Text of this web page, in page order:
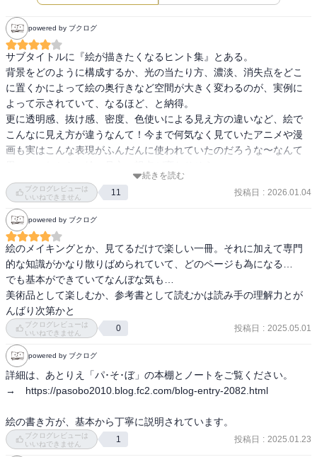
powered by ブクログ
サブタイトルに『絵が描きたくなるヒント集』とある。
背景をどのように構成するか、光の当たり方、濃淡、消失点をどこ
に置くかによって絵の奥行きなど空間が大きく変わるのが、実例に
よって示されていて、なるほど、と納得。
更に透明感、抜け感、密度、色使いによる見え方の違いなど、絵で
こんなに見え方が違うなんて！今まで何気なく見ていたアニメや漫
画も実はこんな表現がふんだんに使われていたのだろうな〜なんて
続きを読む
ブクログレビューは
いいねできません
11 投稿日 : 2026.01.04
powered by ブクログ
絵のメイキングとか、見てるだけで楽しい一冊。それに加えて専門
的な知識がかなり散りばめられていて、どのページも為になる…
でも基本ができていてなんぼな気も…
美術品として楽しむか、参考書として読むかは読み手の理解力とが
んばり次第かと
ブクログレビューは
いいねできません
0 投稿日 : 2025.05.01
powered by ブクログ
詳細は、あとりえ「パ･そ･ぼ」の本棚とノートをご覧ください。
→　https://pasobo2010.blog.fc2.com/blog-entry-2082.html
絵の書き方が、基本から丁寧に説明されています。
ブクログレビューは
いいねできません
1 投稿日 : 2025.01.23